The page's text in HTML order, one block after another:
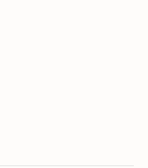
poznać tradycyjny